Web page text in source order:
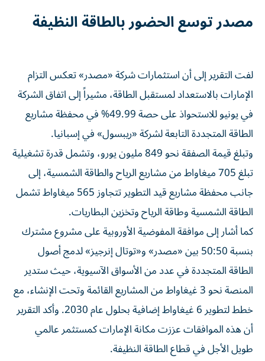
مصدر توسع الحضور بالطاقة النظيفة
لفت التقرير إلى أن استثمارات شركة «مصدر» تعكس التزام
الإمارات بالاستعداد لمستقبل الطاقة، مشيراً إلى اتفاق الشركة
في يونيو للاستحواذ على حصة 49.99% في محفظة مشاريع
الطاقة المتجددة التابعة لشركة «ريبسول» في إسبانيا.
وتبلغ قيمة الصفقة نحو 849 مليون يورو، وتشمل قدرة تشغيلية
تبلغ 705 ميغاواط من مشاريع الرياح والطاقة الشمسية، إلى
جانب محفظة مشاريع قيد التطوير تتجاوز 565 ميغاواط تشمل
الطاقة الشمسية وطاقة الرياح وتخزين البطاريات.
كما أشار إلى موافقة المفوضية الأوروبية على مشروع مشترك
بنسبة 50:50 بين «مصدر» و«توتال إنرجيز» لدمج أصول
الطاقة المتجددة في عدد من الأسواق الآسيوية، حيث ستدير
المنصة نحو 3 غيغاواط من المشاريع القائمة وتحت الإنشاء، مع
خطط لتطوير 6 غيغاواط إضافية بحلول عام 2030. وأكد التقرير
أن هذه الموافقات عززت مكانة الإمارات كمستثمر عالمي
طويل الأجل في قطاع الطاقة النظيفة.